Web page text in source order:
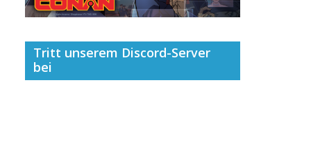
Tritt unserem Discord-Server
bei